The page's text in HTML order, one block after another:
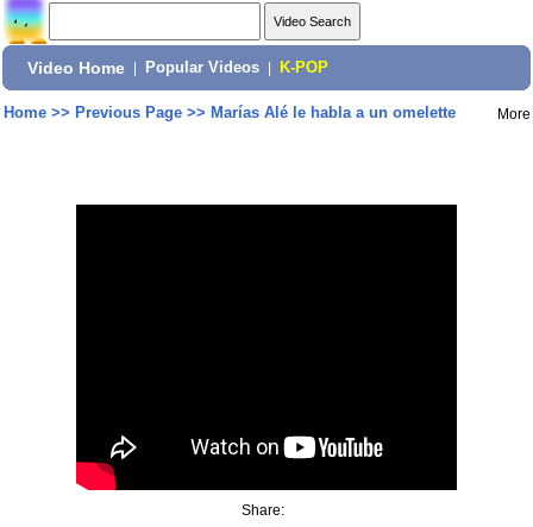
Video Home Popular Videos K-POP
Home>> Previous Page>> Marías Alé le habla a un omelette More
Share: